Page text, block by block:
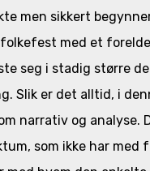
men sikkert
folkefest med et
seg i stadig større
Slik er det alltid, i
narrativ og analyse.
som ikke har med